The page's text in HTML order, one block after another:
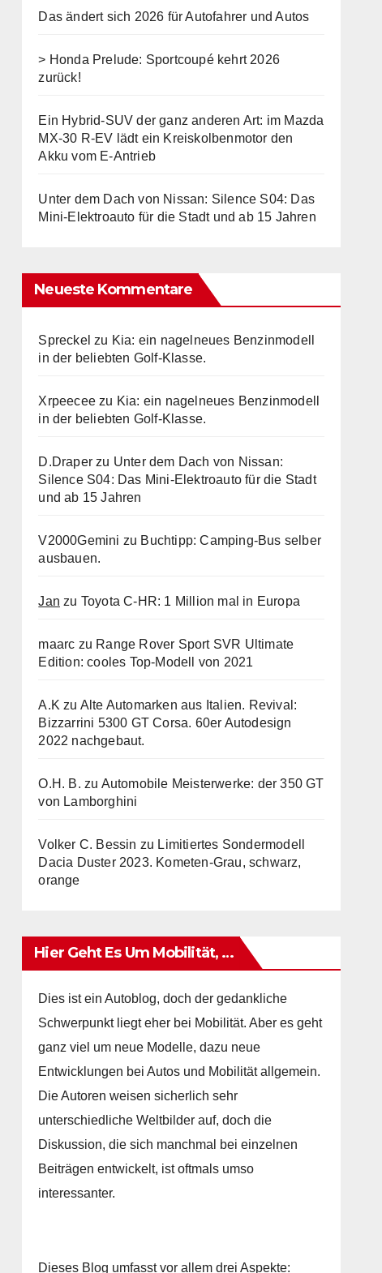
Das ändert sich 2026 für Autofahrer und Autos
> Honda Prelude: Sportcoupé kehrt 2026
zurück!
Ein Hybrid-SUV der ganz anderen Art: im Mazda
MX-30 R-EV lädt ein Kreiskolbenmotor den
Akku vom E-Antrieb
Unter dem Dach von Nissan: Silence S04: Das
Mini-Elektroauto für die Stadt und ab 15 Jahren
Neueste Kommentare
Spreckel zu Kia: ein nagelneues Benzinmodell
in der beliebten Golf-Klasse.
Xrpeeceezu Kia: ein nagelneues Benzinmodell
in der beliebten Golf-Klasse.
D.Draperzu Unter dem Dach von Nissan:
Silence S04: Das Mini-Elektroauto für die Stadt
und ab 15 Jahren
V2000Gemini zu Buchtipp: Camping-Bus selber
ausbauen.
Jan zu Toyota C-HR: 1 Million mal in Europa
maarc zu Range Rover Sport SVR Ultimate
Edition: cooles Top-Modell von 2021
A.K zu Alte Automarken aus Italien. Revival:
Bizzarrini 5300 GT Corsa. 60er Autodesign
2022 nachgebaut.
O.H. B. zu Automobile Meisterwerke: der 350 GT
von Lamborghini
Volker C. Bessin zu Limitiertes Sondermodell
Dacia Duster 2023. Kometen-Grau, schwarz,
orange
Hier Geht Es Um Mobilität, …
Dies ist ein Autoblog, doch der gedankliche
Schwerpunkt liegt eher bei Mobilität. Aber es geht
ganz viel um neue Modelle, dazu neue
Entwicklungen bei Autos und Mobilität allgemein.
Die Autoren weisen sicherlich sehr
unterschiedliche Weltbilder auf, doch die
Diskussion, die sich manchmal bei einzelnen
Beiträgen entwickelt, ist oftmals umso
interessanter.
Dieses Blog umfasst vor allem drei Aspekte: